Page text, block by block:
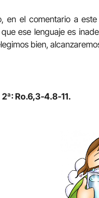
en el comentario a
ese lenguaje es
bien,
Ro.6,3-4.8-11.